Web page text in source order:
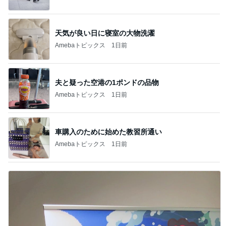
天気が良い日に寝室の大物洗濯
Amebaトピックス 1日前
夫と疑った空港の1ポンドの品物
Amebaトピックス 1日前
車購入のために始めた教習所通い
Amebaトピックス 1日前